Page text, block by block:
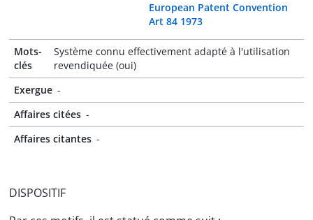
European Patent Convention
Art 84 1973
Mots-
clés
Système connu effectivement adapté à l'utilisation
revendiquée (oui)
Exergue -
Affaires citées -
Affaires citantes -
DISPOSITIF